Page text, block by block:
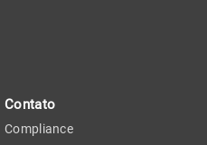
Contato
Compliance